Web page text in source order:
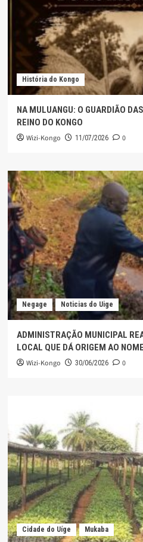
História do Kongo
NA MULUANGU: O GUARDIÃO
REINO DO KONGO
Wizi-Kongo 11/07/2026 0
Negage Noticias do Uige
ADMINISTRAÇÃO MUNICIPAL
LOCAL QUE DÁ ORIGEM AO
Wizi-Kongo 30/06/2026 0
Cidade do Uíge Mukaba